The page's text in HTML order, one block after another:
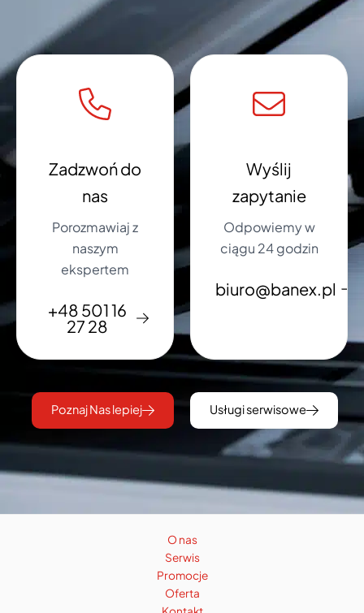
Zadzwoń do
nas
Porozmawiaj z
naszym
ekspertem
+48 501 16
27 28
Wyślij
zapytanie
Odpowiemy w
ciągu 24 godzin
biuro@banex.pl
Poznaj Nas lepiej Usługi serwisowe
O nas
Serwis
Promocje
Oferta